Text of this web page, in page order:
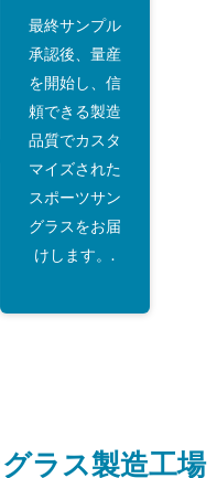
最終サンプル
承認後、量産
を開始し、信
頼できる製造
品質でカスタ
マイズされた
スポーツサン
グラスをお届
けします。.
ラス製造工場